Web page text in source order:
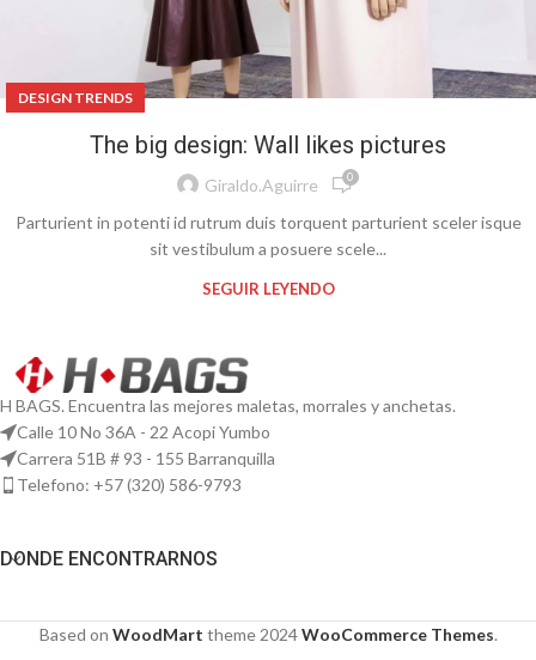
DESIGN TRENDS
The big design: Wall likes pictures
Giraldo.aguirre 0
Parturient in potenti id rutrum duis torquent parturient sceler isque
sit vestibulum a posuere scele...
SEGUIR LEYENDO
H BAGS. Encuentra las mejores maletas, morrales y anchetas.
Calle 10 No 36A - 22 Acopi Yumbo
Carrera 51B # 93 - 155 Barranquilla
Telefono: ‭+57 (320) 586-9793‬
DONDE ENCONTRARNOS
Based on WoodMart theme2024WooCommerce Themes.